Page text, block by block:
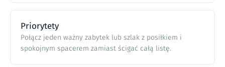
Priorytety
Połącz jeden ważny zabytek lub szlak z posiłkiem i
spokojnym spacerem zamiast ścigać całą listę.